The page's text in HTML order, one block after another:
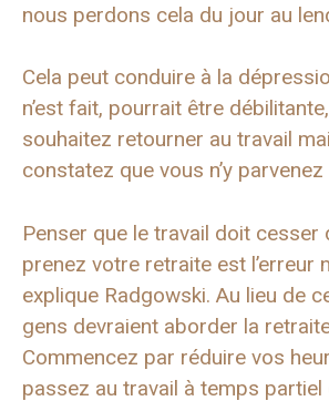
nous perdons cela du jour au
Cela peut conduire à la
n’est fait, pourrait être
souhaitez retourner au travail
constatez que vous n’y parvenez
Penser que le travail doit cesser
prenez votre retraite est l’erreur
explique Radgowski. Au lieu de
gens devraient aborder la
Commencez par réduire vos
passez au travail à temps partiel